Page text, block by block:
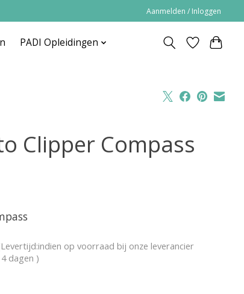
Aanmelden / Inloggen
PADI Opleidingen
Clipper Compass
op voorraad bij onze leverancier
dagen )